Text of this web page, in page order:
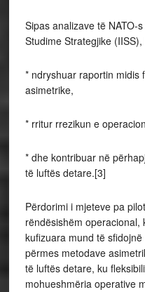
Sipas analizave të NATO-
Studime Strategjike
* ndryshuar raportin midis
asimetrike,
* rritur rrezikun e
* dhe kontribuar në
të luftës detare.[3]
Përdorimi i mjeteve pa
rëndësishëm
kufizuara mund të
përmes metodave
të luftës detare, ku
mohueshmëria operative